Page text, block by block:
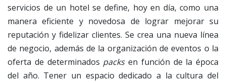
servicios de un hotel se define, hoy en día, como una
manera eficiente y novedosa de lograr mejorar su
reputación y fidelizar clientes. Se crea una nueva línea
de negocio, además de la organización de eventos o la
oferta de determinados packs en función de la época
del año. Tener un espacio dedicado a la cultura del